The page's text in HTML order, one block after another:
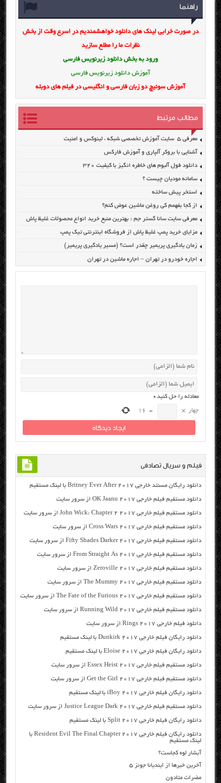
راهنما
در صورت خرابی لینک های دانلود خواهشمندیم در اسرع وقت از بخش
نظرات ما را مطلع سازید
ورود به بخش دانلود زیرنویس فارسی
آموزش دانلود زیرنویس فارسی
آموزش سوئیچ دو زبان فارسی و انگلیسی در فیلم های دوبله
مطالب مرتبط
معرفی ۵ سایت آموزش تخصصی شبکه ، لینوکس و امنیت
آشنایی با بروکر آلپاری و آموزش فارکس
دانلود فول آلبوم های خاطره انگیز با کیفیت ۳۲۰
سامانه مودیان چیست ؟
استخر پیش ساخته
از کجا بفهمم کی روغن ماشین عوض کنم؟
معرفی سایت سانا گستر جم : بهترین منبع خرید انواع محصولات غلیظ پاش
مزایای خرید پمپ غلیظ پاش از فروشگاه اینترنتی تیک پمپ
زمان یادگیری پریمیر چقدر است؟ (مسیر یادگیری پریمیر)
اجاره خودرو در تهران – اجاره ماشین در تهران
معادله را حل کنید*
چهار ×
=
16
فیلم و سریال تصادفی
دانلود رایگان مسنتد خارجی Britney Ever After 2017 با لینک مستقیم
دانلود مستقیم فیلم خارجی OK Jaanu 2017 از سرور سایت
دانلود مستقیم فیلم خارجی John Wick: Chapter 2 2017 از سرور سایت
دانلود مستقیم فیلم خارجی Cross Wars 2017 از سرور سایت
دانلود مستقیم فیلم خارجی Fifty Shades Darker 2017 از سرور سایت
دانلود مستقیم فیلم خارجی From Straight As 2017 از سرور سایت
دانلود مستقیم فیلم خارجی Zeroville 2017 از سرور سایت
دانلود مستقیم فیلم خارجی The Mummy 2017 از سرور سایت
دانلود مستقیم فیلم خارجی The Fate of the Furious 2017 از سرور سایت
دانلود مستقیم فیلم خارجی Running Wild 2017 از سرور سایت
دانلود فیلم خارجی Rings 2017 از سرور سایت
دانلود رایگان فیلم خارجی Dunkirk 2017 با لینک مستقیم
دانلود رایگان فیلم خارجی Eloise 2017 با لینک مستقیم
دانلود مستقیم فیلم خارجی Essex Heist 2017 از سرور سایت
دانلود مستقیم فیلم خارجی Get the Girl 2017 از سرور سایت
دانلود رایگان فیلم خارجی iBoy 2017 با لینک مستقیم
دانلود مستقیم فیلم خارجی Justice League Dark 2017 از سرور سایت
دانلود رایگان فیلم خارجی Split 2017 با لینک مستقیم
دانلود رایگان فیلم خارجی Resident Evil The Final Chapter 2017 با
لینک مستقیم
آبشار لوه کجاست؟
آخرین خبرها از ایندیانا جونز ۵
مضرات متادون